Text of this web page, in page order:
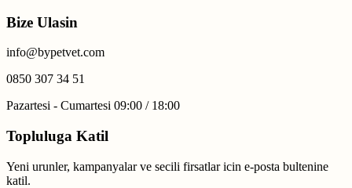
Bize Ulasin
info@bypetvet.com
0850 307 34 51
Pazartesi - Cumartesi 09:00 / 18:00
Topluluga Katil
Yeni urunler, kampanyalar ve secili firsatlar icin e-posta bultenine
katil.